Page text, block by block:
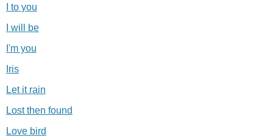
I to you
I will be
I'm you
Iris
Let it rain
Lost then found
Love bird